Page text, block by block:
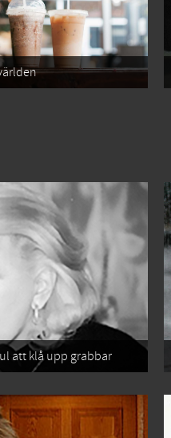
att klå upp grabbar